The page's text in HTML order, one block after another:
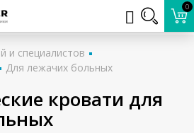
0
и специалистов
Для лежачих больных
кровати для